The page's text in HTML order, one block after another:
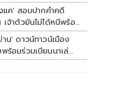
แค' สอบปากคำคดี
เจ้าตัวยันไม่ได้หนีพร้อม
น' ดาวน์ทาวน์เมือง
ร้อมร่วมเบียนนาเล่